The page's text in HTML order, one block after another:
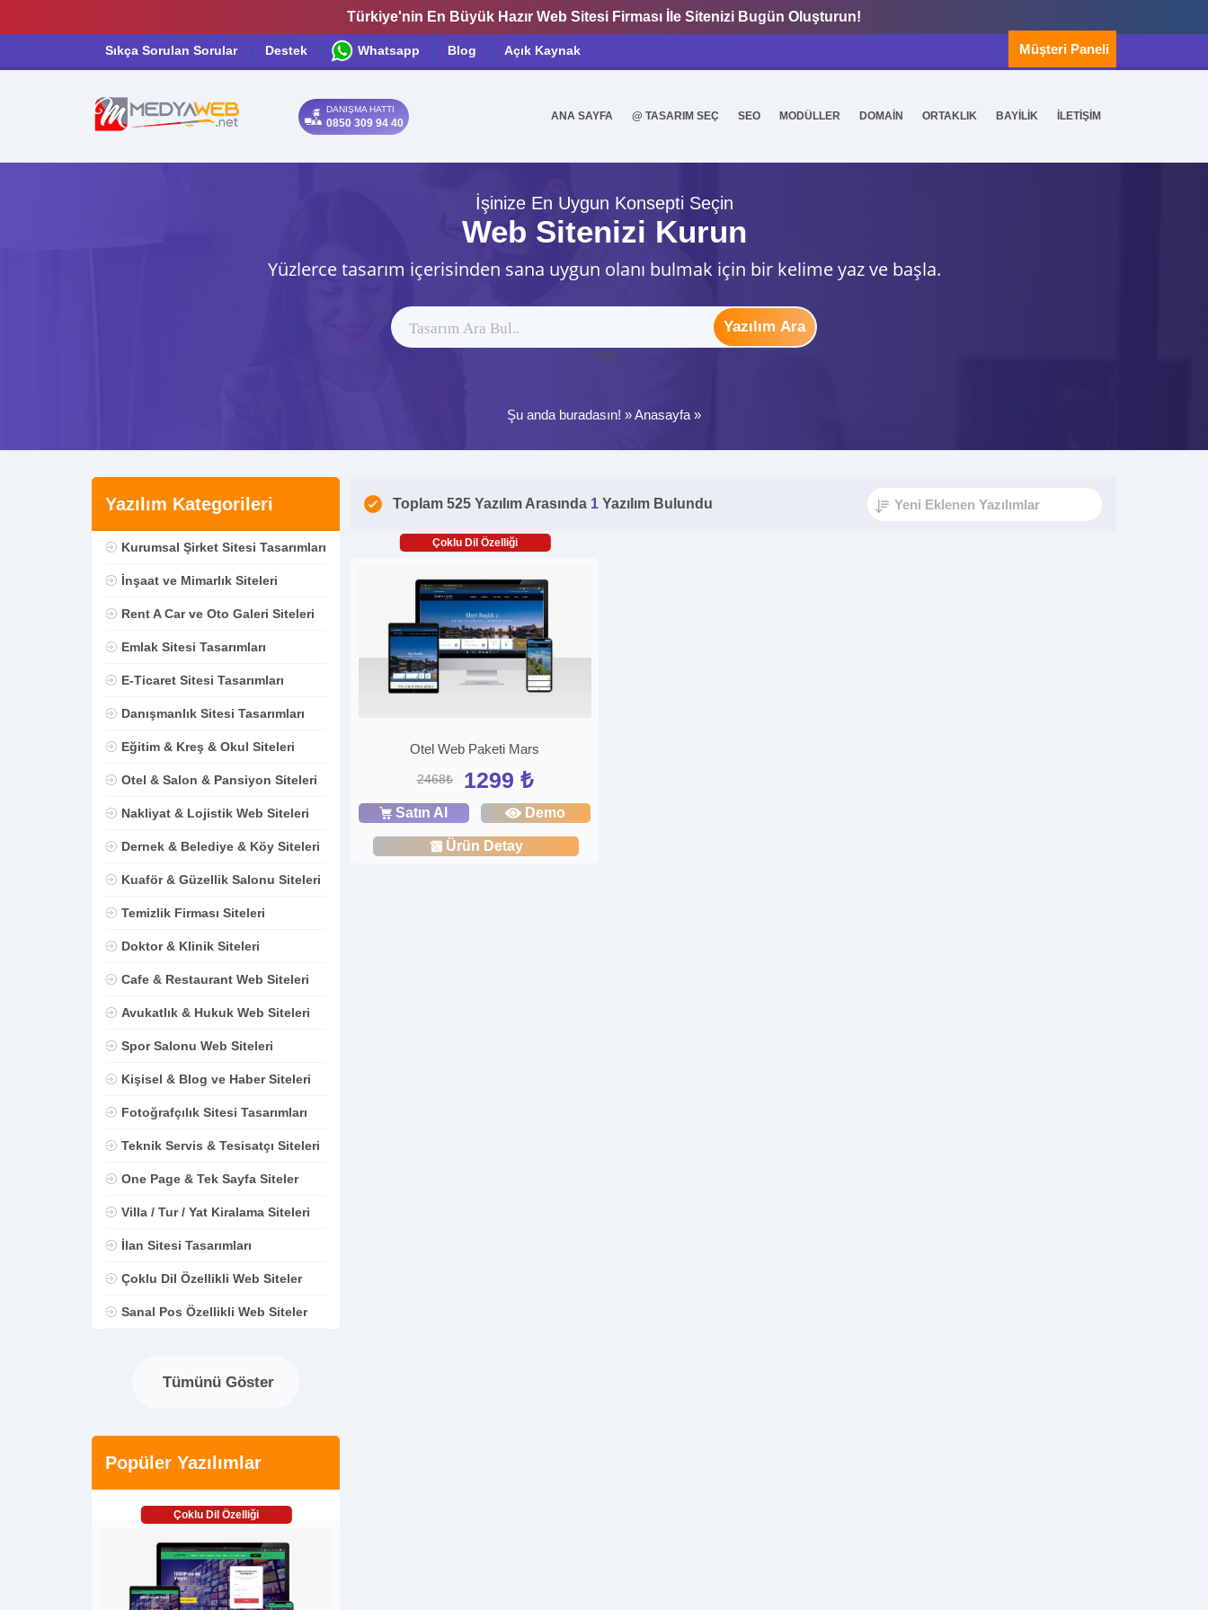
Türkiye'nin En Büyük Hazır Web Sitesi Firması İle Sitenizi Bugün Oluşturun!
Sıkça Sorulan Sorular Destek Whatsapp Blog Açık Kaynak Müşteri Paneli
DANIŞMA HATTI
0850 309 94 40
ANA SAYFA @ TASARIM SEÇ SEO MODÜLLER DOMAİN ORTAKLIK BAYİLİK İLETİŞİM
İşinize En Uygun Konsepti Seçin
Web Sitenizi Kurun
Yüzlerce tasarım içerisinden sana uygun olanı bulmak için bir kelime yaz ve başla.
Yazılım Ara
ytag
Şu anda buradasın! »Anasayfa »
Yazılım Kategorileri
Kurumsal Şirket Sitesi Tasarımları
İnşaat ve Mimarlık Siteleri
Rent A Car ve Oto Galeri Siteleri
Emlak Sitesi Tasarımları
E-Ticaret Sitesi Tasarımları
Danışmanlık Sitesi Tasarımları
Eğitim & Kreş & Okul Siteleri
Otel & Salon & Pansiyon Siteleri
Nakliyat & Lojistik Web Siteleri
Dernek & Belediye & Köy Siteleri
Kuaför & Güzellik Salonu Siteleri
Temizlik Firması Siteleri
Doktor & Klinik Siteleri
Cafe & Restaurant Web Siteleri
Avukatlık & Hukuk Web Siteleri
Spor Salonu Web Siteleri
Kişisel & Blog ve Haber Siteleri
Fotoğrafçılık Sitesi Tasarımları
Teknik Servis & Tesisatçı Siteleri
One Page & Tek Sayfa Siteler
Villa / Tur / Yat Kiralama Siteleri
İlan Sitesi Tasarımları
Çoklu Dil Özellikli Web Siteler
Sanal Pos Özellikli Web Siteler
Tümünü Göster
Popüler Yazılımlar
Çoklu Dil Özelliği
Toplam 525 Yazılım Arasında 1 Yazılım Bulundu
Çoklu Dil Özelliği
Otel Web Paketi Mars
2468₺ 1299 ₺
Satın Al Demo
Ürün Detay